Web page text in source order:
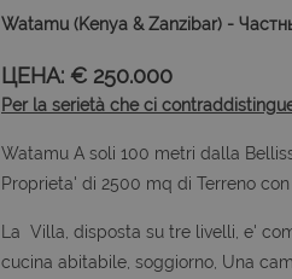
Watamu (Kenya & Zanzibar) -
ЦЕНА: € 250.000
Per la serietà che ci
Watamu A soli 100 metri dalla
Proprieta' di 2500 mq di Terreno
La Villa, disposta su tre livelli, e'
cucina abitabile, soggiorno, Una